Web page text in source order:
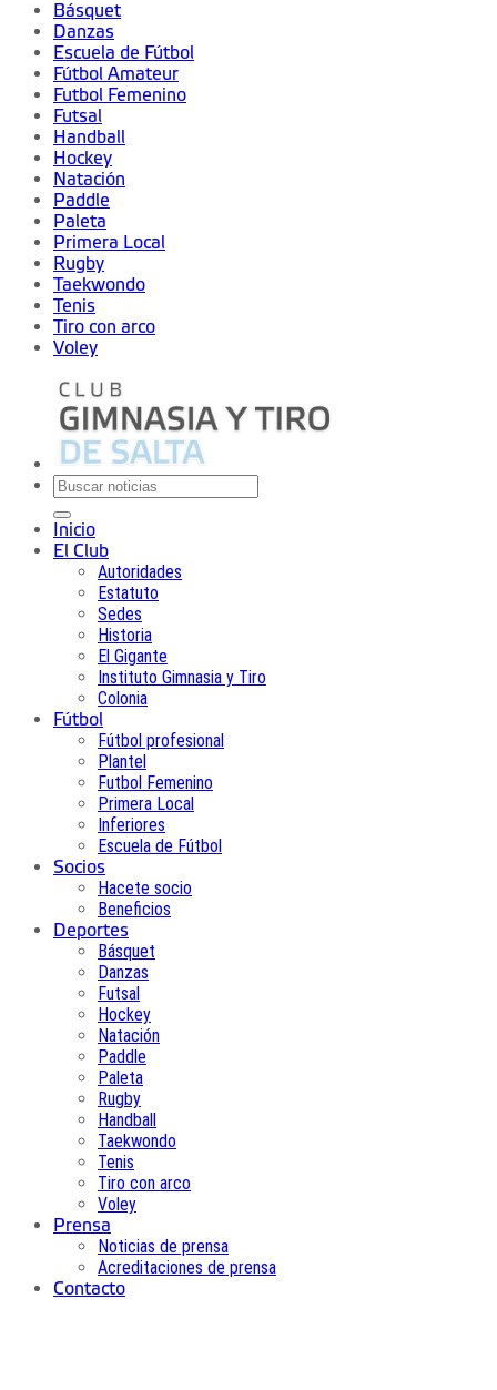
Básquet
Danzas
Escuela de Fútbol
Fútbol Amateur
Futbol Femenino
Futsal
Handball
Hockey
Natación
Paddle
Paleta
Primera Local
Rugby
Taekwondo
Tenis
Tiro con arco
Voley
Inicio
El Club
Autoridades
Estatuto
Sedes
Historia
El Gigante
Instituto Gimnasia y Tiro
Colonia
Fútbol
Fútbol profesional
Plantel
Futbol Femenino
Primera Local
Inferiores
Escuela de Fútbol
Socios
Hacete socio
Beneficios
Deportes
Básquet
Danzas
Futsal
Hockey
Natación
Paddle
Paleta
Rugby
Handball
Taekwondo
Tenis
Tiro con arco
Voley
Prensa
Noticias de prensa
Acreditaciones de prensa
Contacto